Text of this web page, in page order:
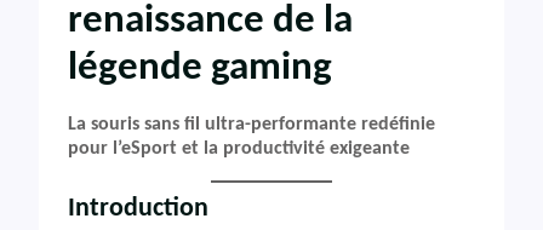
renaissance de la
légende gaming
La souris sans fil ultra-performante redéfinie
pour l’eSport et la productivité exigeante
Introduction